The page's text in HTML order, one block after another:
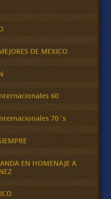
DE MEXICO
60
70´s
EN HOMENAJE A